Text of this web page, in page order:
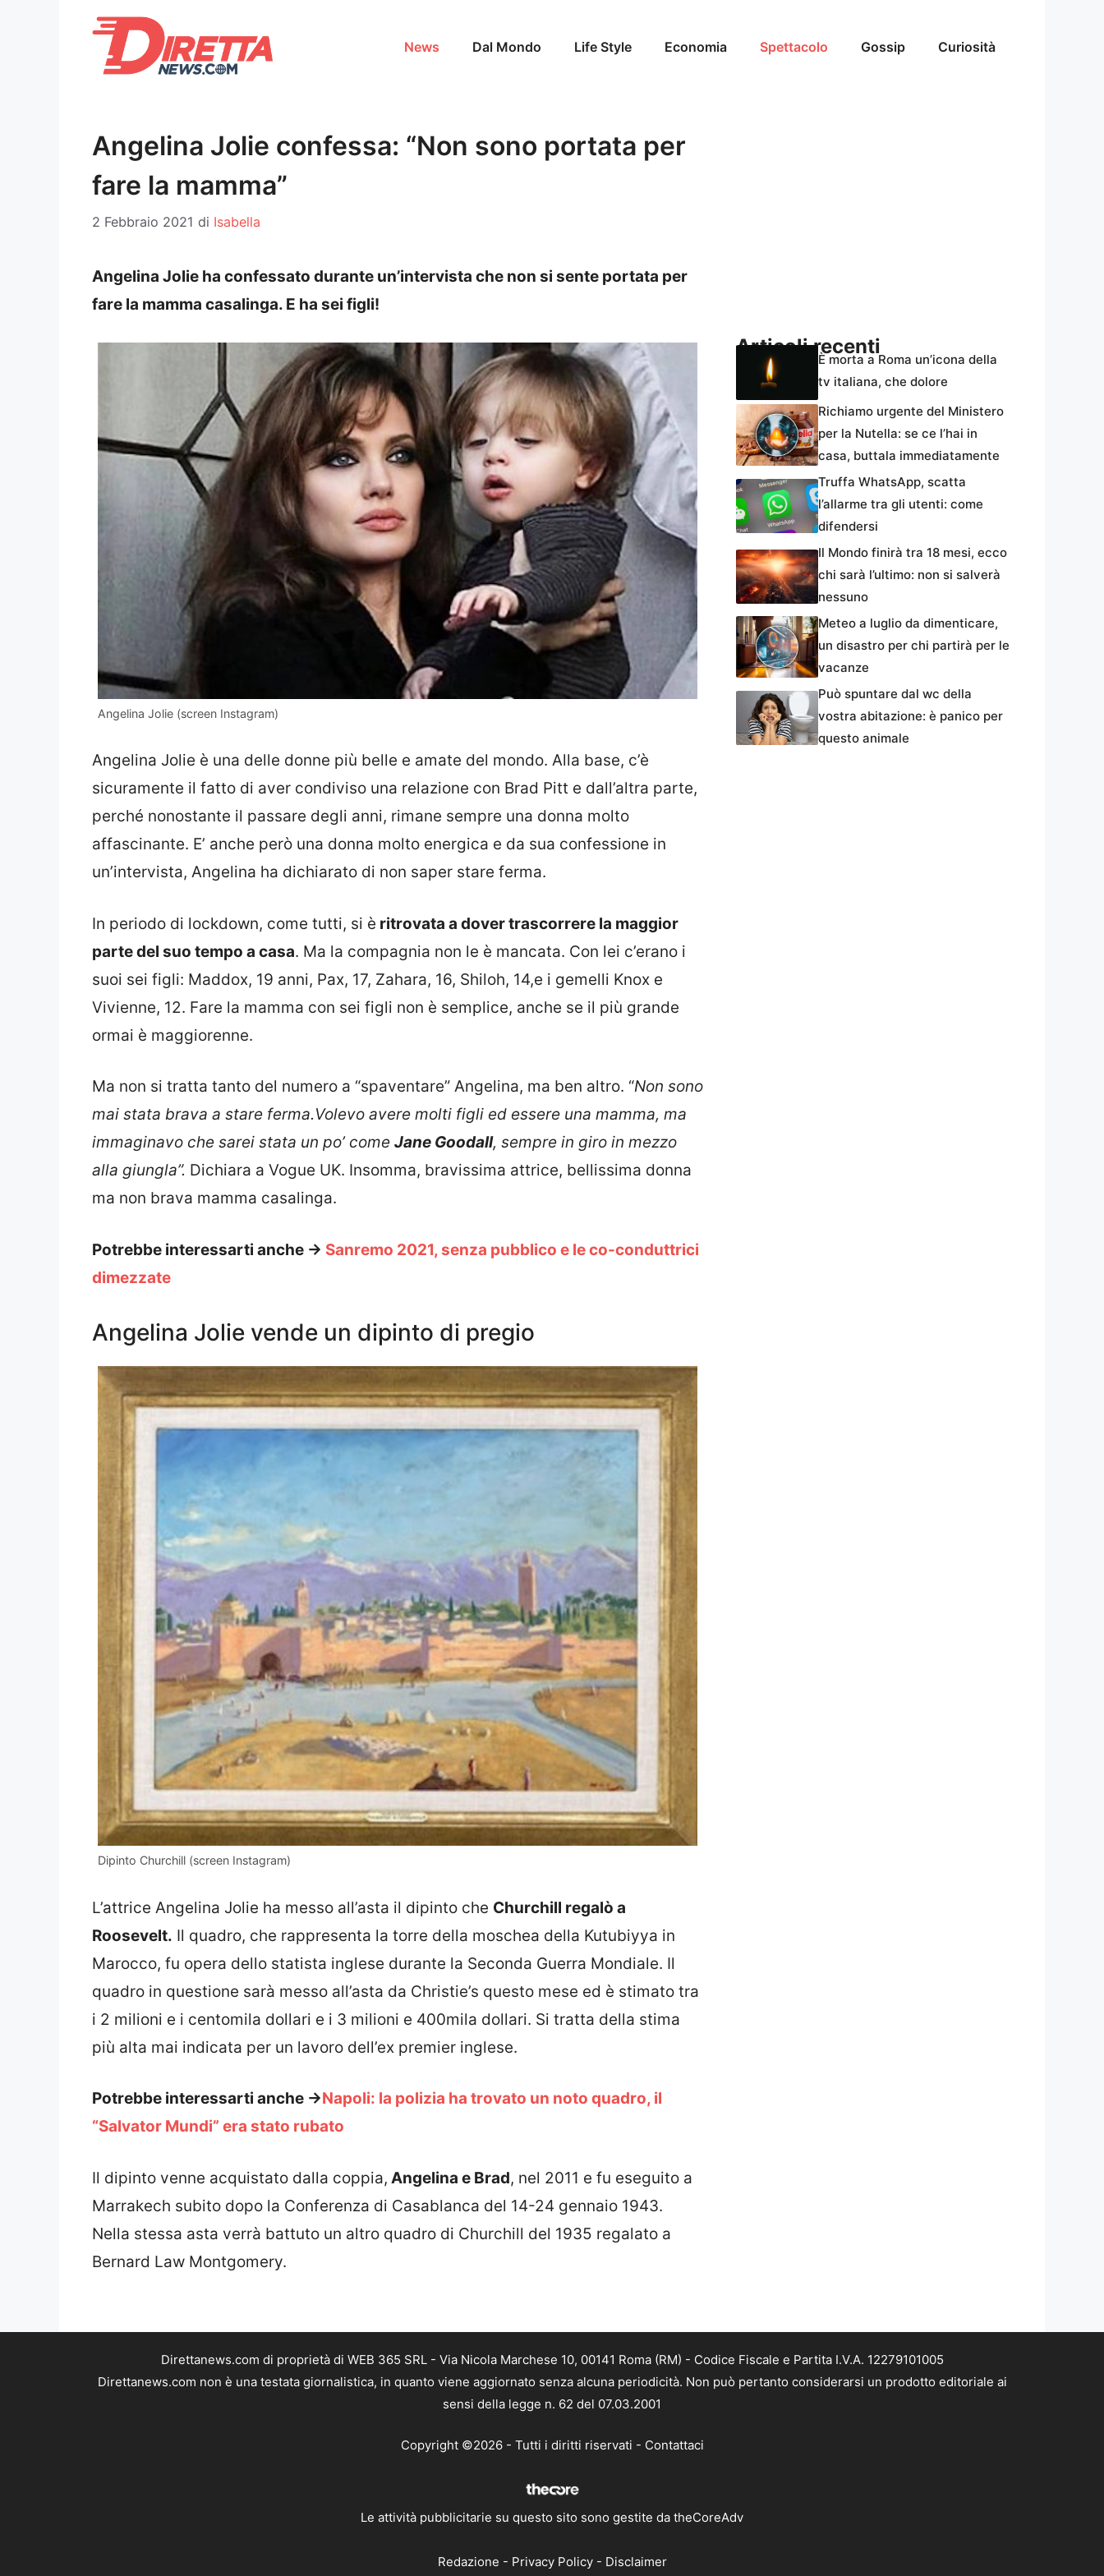
News Dal Mondo Life Style Economia Spettacolo Gossip Curiosità
Angelina Jolie confessa: “Non sono portata per
fare la mamma”
2 Febbraio 2021 di Isabella
Angelina Jolie ha confessato durante un’intervista che non si sente portata per
fare la mamma casalinga. E ha sei figli!
Angelina Jolie (screen Instagram)
Angelina Jolie è una delle donne più belle e amate del mondo. Alla base, c’è
sicuramente il fatto di aver condiviso una relazione con Brad Pitt e dall’altra parte,
perché nonostante il passare degli anni, rimane sempre una donna molto
affascinante. E’ anche però una donna molto energica e da sua confessione in
un’intervista, Angelina ha dichiarato di non saper stare ferma.
In periodo di lockdown, come tutti, si è ritrovata a dover trascorrere la maggior
parte del suo tempo a casa. Ma la compagnia non le è mancata. Con lei c’erano i
suoi sei figli: Maddox, 19 anni, Pax, 17, Zahara, 16, Shiloh, 14,e i gemelli Knox e
Vivienne, 12. Fare la mamma con sei figli non è semplice, anche se il più grande
ormai è maggiorenne.
Ma non si tratta tanto del numero a “spaventare” Angelina, ma ben altro. “Non sono
mai stata brava a stare ferma.Volevo avere molti figli ed essere una mamma, ma
immaginavo che sarei stata un po’ come Jane Goodall, sempre in giro in mezzo
alla giungla”. Dichiara a Vogue UK. Insomma, bravissima attrice, bellissima donna
ma non brava mamma casalinga.
Potrebbe interessarti anche -> Sanremo 2021, senza pubblico e le co-conduttrici
dimezzate
Angelina Jolie vende un dipinto di pregio
Dipinto Churchill (screen Instagram)
L’attrice Angelina Jolie ha messo all’asta il dipinto che Churchill regalò a
Roosevelt. Il quadro, che rappresenta la torre della moschea della Kutubiyya in
Marocco, fu opera dello statista inglese durante la Seconda Guerra Mondiale. Il
quadro in questione sarà messo all’asta da Christie’s questo mese ed è stimato tra
i 2 milioni e i centomila dollari e i 3 milioni e 400mila dollari. Si tratta della stima
più alta mai indicata per un lavoro dell’ex premier inglese.
Potrebbe interessarti anche ->Napoli: la polizia ha trovato un noto quadro, il
“Salvator Mundi” era stato rubato
Il dipinto venne acquistato dalla coppia, Angelina e Brad, nel 2011 e fu eseguito a
Marrakech subito dopo la Conferenza di Casablanca del 14-24 gennaio 1943.
Nella stessa asta verrà battuto un altro quadro di Churchill del 1935 regalato a
Bernard Law Montgomery.
Articoli recenti
È morta a Roma un’icona della
tv italiana, che dolore
Richiamo urgente del Ministero
per la Nutella: se ce l’hai in
casa, buttala immediatamente
Truffa WhatsApp, scatta
l’allarme tra gli utenti: come
difendersi
Il Mondo finirà tra 18 mesi, ecco
chi sarà l’ultimo: non si salverà
nessuno
Meteo a luglio da dimenticare,
un disastro per chi partirà per le
vacanze
Può spuntare dal wc della
vostra abitazione: è panico per
questo animale
Direttanews.com di proprietà di WEB 365 SRL - Via Nicola Marchese 10, 00141 Roma (RM) - Codice Fiscale e Partita I.V.A. 12279101005
Direttanews.com non è una testata giornalistica, in quanto viene aggiornato senza alcuna periodicità. Non può pertanto considerarsi un prodotto editoriale ai
sensi della legge n. 62 del 07.03.2001
Copyright ©2026 - Tutti i diritti riservati - Contattaci
Le attività pubblicitarie su questo sito sono gestite da theCoreAdv
Redazione - Privacy Policy- Disclaimer